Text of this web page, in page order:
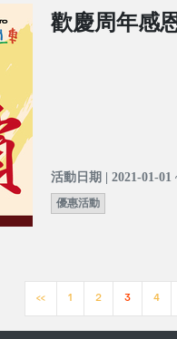
歡慶周年感
活動日期 | 2021-01-01
優惠活動
<< 1 2 3 4